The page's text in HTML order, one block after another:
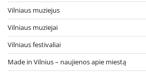
Vilniaus muziejus
Vilniaus muziejai
Vilniaus festivaliai
Made in Vilnius – naujienos apie miestą